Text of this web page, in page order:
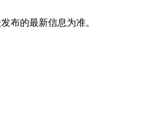
布的最新信息为准。